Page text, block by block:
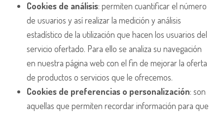
Cookies de análisis: permiten cuantificar el número
de usuarios y así realizar la medición y análisis
estadístico de la utilización que hacen los usuarios del
servicio ofertado. Para ello se analiza su navegación
en nuestra página web con el fin de mejorar la oferta
de productos o servicios que le ofrecemos.
Cookies de preferencias o personalización: son
aquellas que permiten recordar información para que